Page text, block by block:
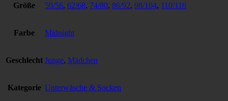
Größe 50/56, 62/68, 74/80, 86/92, 98/104, 110/116
Farbe Midnight
Geschlecht Junge, Mädchen
Kategorie Unterwäsche & Socken